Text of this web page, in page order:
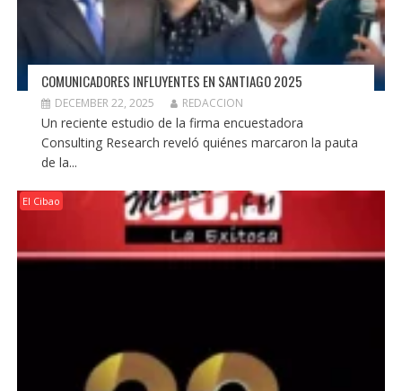
COMUNICADORES INFLUYENTES EN SANTIAGO 2025
DECEMBER 22, 2025 REDACCION
Un reciente estudio de la firma encuestadora
Consulting Research reveló quiénes marcaron la pauta
de la...
El Cibao